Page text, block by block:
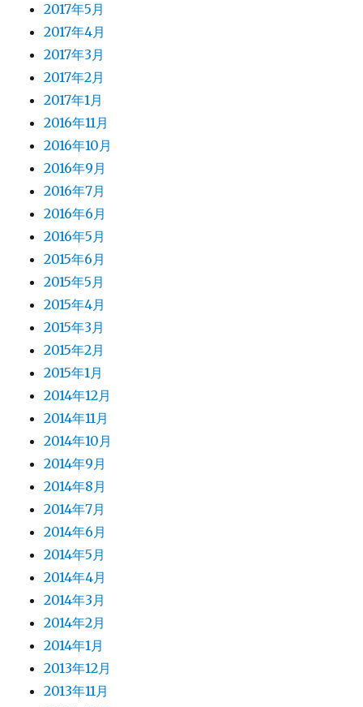
2017年5月
2017年4月
2017年3月
2017年2月
2017年1月
2016年11月
2016年10月
2016年9月
2016年7月
2016年6月
2016年5月
2015年6月
2015年5月
2015年4月
2015年3月
2015年2月
2015年1月
2014年12月
2014年11月
2014年10月
2014年9月
2014年8月
2014年7月
2014年6月
2014年5月
2014年4月
2014年3月
2014年2月
2014年1月
2013年12月
2013年11月